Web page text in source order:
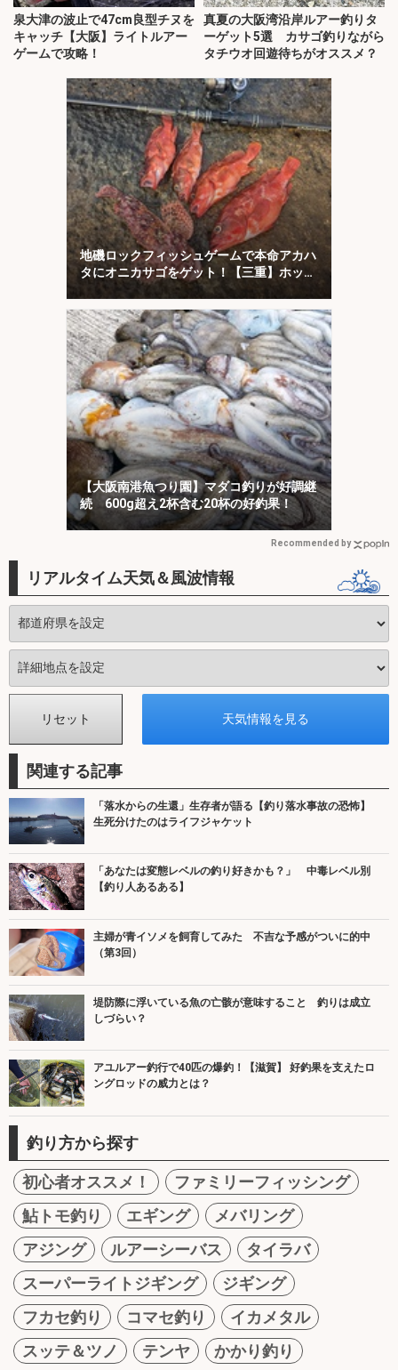
泉大津の波止で47cm良型チヌを
キャッチ【大阪】ライトルアー
ゲームで攻略！
真夏の大阪湾沿岸ルアー釣りタ
ーゲット5選 カサゴ釣りながら
タチウオ回遊待ちがオススメ？
地磯ロックフィッシュゲームで本命アカハ
タにオニカサゴをゲット！【三重】ホッグ
系ワームにヒット
【大阪南港魚つり園】マダコ釣りが好調継
続 600g超え2杯含む20杯の好釣果！
Recommended by
リアルタイム天気＆風波情報
関連する記事
「落水からの生還」生存者が語る【釣り落水事故の恐怖】
生死分けたのはライフジャケット
「あなたは変態レベルの釣り好きかも？」 中毒レベル別
【釣り人あるある】
主婦が青イソメを飼育してみた 不吉な予感がついに的中
（第3回）
堤防際に浮いている魚の亡骸が意味すること 釣りは成立
しづらい？
アユルアー釣行で40匹の爆釣！【滋賀】 好釣果を支えたロ
ングロッドの威力とは？
釣り方から探す
初心者オススメ！
ファミリーフィッシング
鮎トモ釣り
エギング
メバリング
アジング
ルアーシーバス
タイラバ
スーパーライトジギング
ジギング
フカセ釣り
コマセ釣り
イカメタル
スッテ＆ツノ
テンヤ
かかり釣り